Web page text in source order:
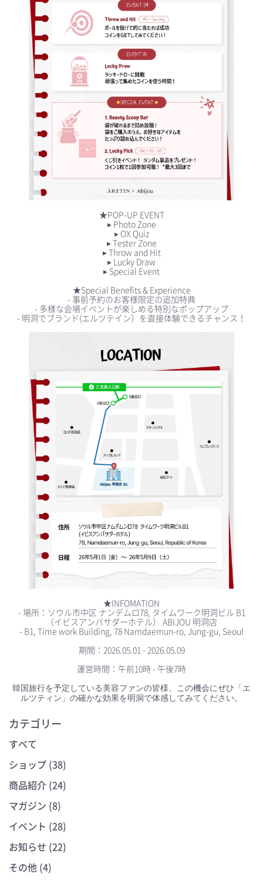
★POP-UP EVENT
▸ Photo Zone
▸ OX Quiz
▸ Tester Zone
▸ Throw and Hit
▸ Lucky Draw
▸ Special Event
★Special Benefits & Experience
- 事前予約のお客様限定の追加特典
- 多様な会場イベントが楽しめる特別なポップアップ
- 明洞でブランド(エルツテイン）を直接体験できるチャンス！
★INFOMATION
- 場所：ソウル市中区 ナンデムロ78, タイムワーク明洞ビル B1
（イビスアンバサダーホテル） ABIJOU 明洞店
- B1, Time work Building, 78 Namdaemun-ro, Jung-gu, Seoul
期間：2026.05.01 - 2026.05.09
運営時間：午前10時 - 午後7時
韓国旅行を予定している美容ファンの皆様、この機会にぜひ「エ
ルツティン」の確かな効果を明洞で体感してみてください。
カテゴリー
すべて
ショップ (38)
商品紹介 (24)
マガジン (8)
イベント (28)
お知らせ (22)
その他 (4)